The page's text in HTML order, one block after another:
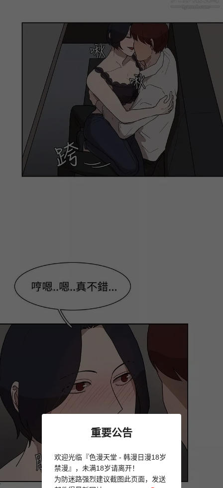
重要公告
欢迎光临『色漫天堂 - 韩漫日漫18岁
禁漫』，未满18岁请离开！
为防迷路强烈建议截图此页面，发送